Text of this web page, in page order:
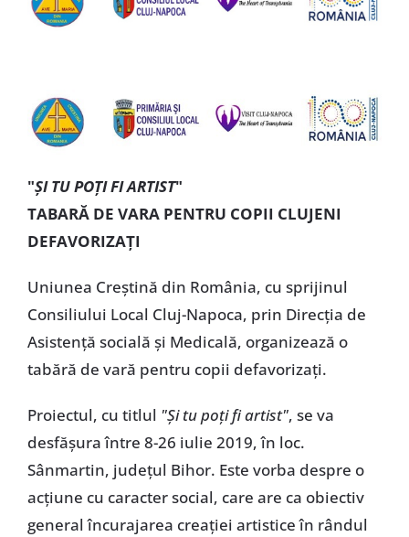
"ȘI TU POȚI FI ARTIST"
TABARĂ DE VARA PENTRU COPII CLUJENI
DEFAVORIZAȚI
Uniunea Creștină din România, cu sprijinul
Consiliului Local Cluj-Napoca, prin Direcția de
Asistență socială și Medicală, organizează o
tabără de vară pentru copii defavorizați.
Proiectul, cu titlul "Și tu poți fi artist", se va
desfășura între 8-26 iulie 2019, în loc.
Sânmartin, județul Bihor. Este vorba despre o
acțiune cu caracter social, care are ca obiectiv
general încurajarea creației artistice în rândul